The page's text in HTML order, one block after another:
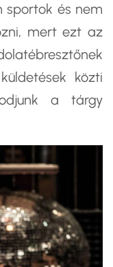
sportok és nem
mert ezt az
közti
a tárgy